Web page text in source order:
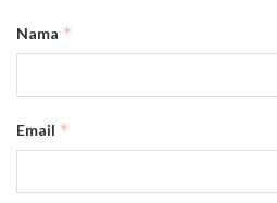
Nama *
Email *